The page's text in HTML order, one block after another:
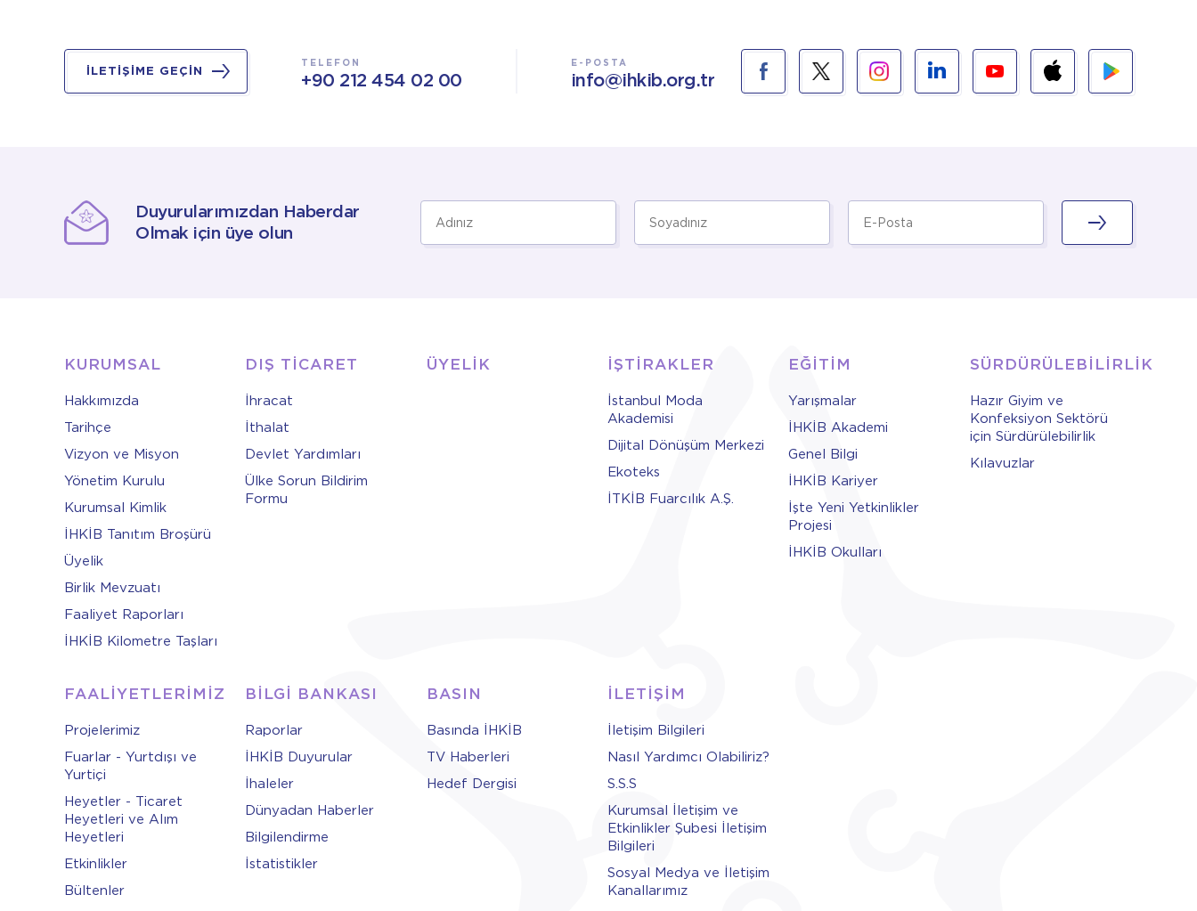
İLETİŞİME GEÇİN
TELEFON
+90 212 454 02 00
E-POSTA
info@ihkib.org.tr
Duyurularımızdan Haberdar
Olmak için üye olun
KURUMSAL
Hakkımızda
Tarihçe
Vizyon ve Misyon
Yönetim Kurulu
Kurumsal Kimlik
İHKİB Tanıtım Broşürü
Üyelik
Birlik Mevzuatı
Faaliyet Raporları
İHKİB Kilometre Taşları
DIŞ TİCARET
İhracat
İthalat
Devlet Yardımları
Ülke Sorun Bildirim
Formu
ÜYELİK İŞTİRAKLER
İstanbul Moda
Akademisi
Dijital Dönüşüm Merkezi
Ekoteks
İTKİB Fuarcılık A.Ş.
EĞİTİM
Yarışmalar
İHKİB Akademi
Genel Bilgi
İHKİB Kariyer
İşte Yeni Yetkinlikler
Projesi
İHKİB Okulları
SÜRDÜRÜLEBİLİRLİK
Hazır Giyim ve
Konfeksiyon Sektörü
için Sürdürülebilirlik
Kılavuzlar
FAALİYETLERİMİZ
Projelerimiz
Fuarlar - Yurtdışı ve
Yurtiçi
Heyetler - Ticaret
Heyetleri ve Alım
Heyetleri
Etkinlikler
Bültenler
BİLGİ BANKASI
Raporlar
İHKİB Duyurular
İhaleler
Dünyadan Haberler
Bilgilendirme
İstatistikler
BASIN
Basında İHKİB
TV Haberleri
Hedef Dergisi
İLETİŞİM
İletişim Bilgileri
Nasıl Yardımcı Olabiliriz?
S.S.S
Kurumsal İletişim ve
Etkinlikler Şubesi İletişim
Bilgileri
Sosyal Medya ve İletişim
Kanallarımız